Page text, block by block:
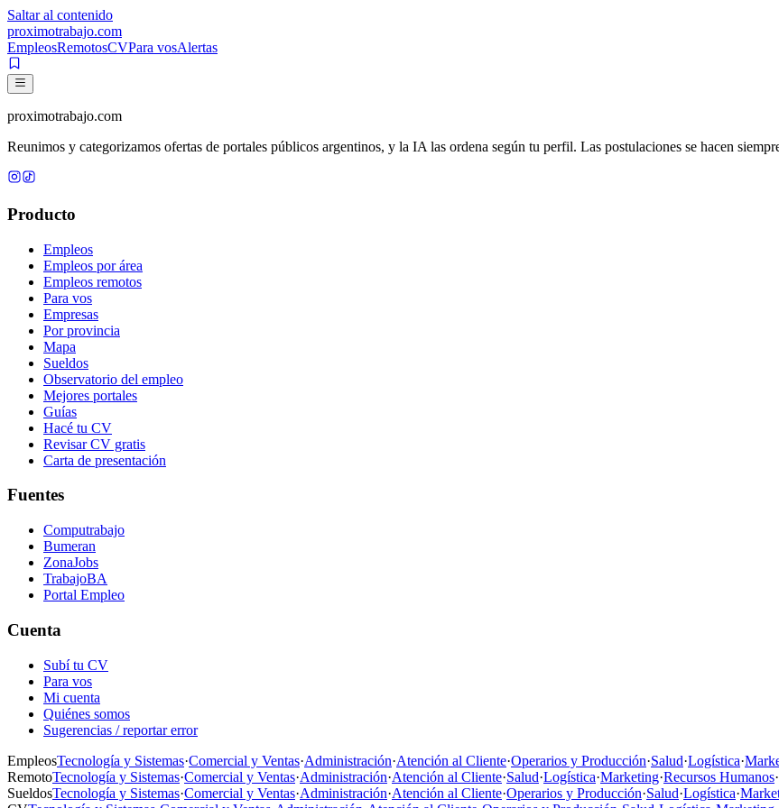
Saltar al contenido
proximotrabajo.com
EmpleosRemotosCVPara vosAlertas
proximotrabajo.com
Reunimos y categorizamos ofertas de portales públicos argentinos, y la IA las ordena según tu perfil. Las postulaciones se hacen
Producto
Empleos
Empleos por área
Empleos remotos
Para vos
Empresas
Por provincia
Mapa
Sueldos
Observatorio del empleo
Mejores portales
Guías
Hacé tu CV
Revisar CV gratis
Carta de presentación
Fuentes
Computrabajo
Bumeran
ZonaJobs
TrabajoBA
Portal Empleo
Cuenta
Subí tu CV
Para vos
Mi cuenta
Quiénes somos
Sugerencias / reportar error
EmpleosTecnología y Sistemas·Comercial y Ventas·Administración·Atención al Cliente·Operarios y Producción·Salud·Logística·
RemotoTecnología y Sistemas·Comercial y Ventas·Administración·Atención al Cliente·Salud·Logística·Marketing·Recursos Humanos·
SueldosTecnología y Sistemas·Comercial y Ventas·Administración·Atención al Cliente·Operarios y Producción·Salud·Logística·